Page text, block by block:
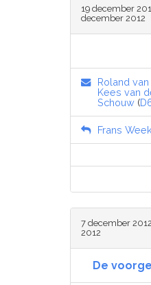
19 december
december 2012
Roland
Kees van
Schouw (
Frans
7 december
2012
De